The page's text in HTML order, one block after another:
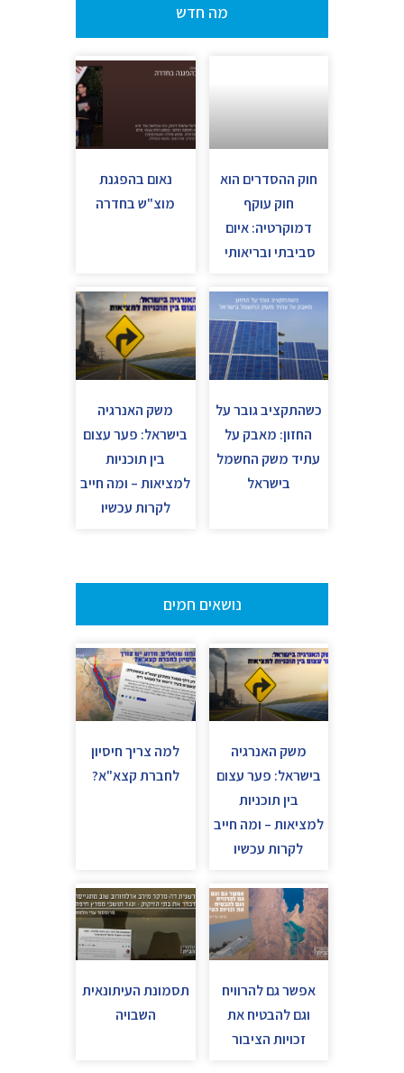
מה חדש
חוק ההסדרים הוא
חוק עוקף
דמוקרטיה: איום
סביבתי ובריאותי
נאום בהפגנת
מוצ"ש בחדרה
כשהתקציב גובר על
החזון: מאבק על
עתיד משק החשמל
בישראל
משק האנרגיה
בישראל: פער עצום
בין תוכניות
למציאות – ומה חייב
לקרות עכשיו
נושאים חמים
משק האנרגיה
בישראל: פער עצום
בין תוכניות
למציאות – ומה חייב
לקרות עכשיו
למה צריך חיסיון
לחברת קצא"א?
אפשר גם להרוויח
וגם להבטיח את
זכויות הציבור
תסמונת העיתונאית
השבויה